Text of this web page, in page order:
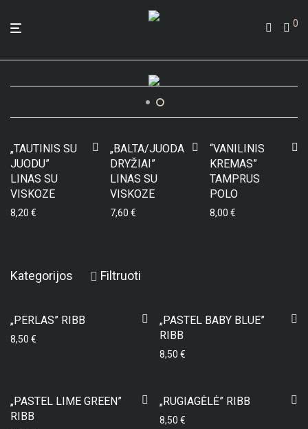
0
„TAUTINIS SU
JUODU”
LINAS SU
VISKOZE
8,20 €
„BALTA/JUODA
DRYŽIAI”
LINAS SU
VISKOZE
7,60 €
“VANILINIS
KREMAS”
TAMPRUS
POLO
8,00 €
Kategorijos Filtruoti
„PERLAS” RIBB
8,50 €
„PASTEL BABY BLUE”
RIBB
8,50 €
„PASTEL LIME GREEN”
RIBB
„RUGIAGĖLĖ” RIBB
8,50 €